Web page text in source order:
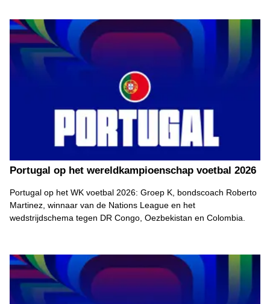
Portugal op het wereldkampioenschap voetbal 2026
Portugal op het WK voetbal 2026: Groep K, bondscoach Roberto
Martinez, winnaar van de Nations League en het
wedstrijdschema tegen DR Congo, Oezbekistan en Colombia.